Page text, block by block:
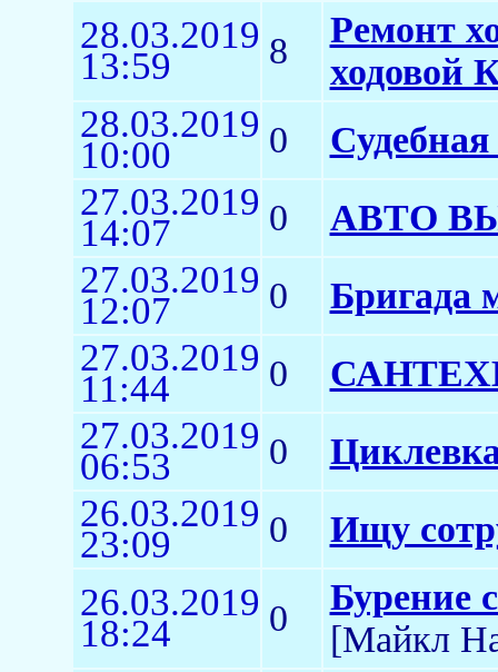
28.03.2019
13:59 8
Ремонт
ходовой
28.03.2019
10:00 0
27.03.2019
14:07 0 АВТО
27.03.2019
12:07 0 Бригада
27.03.2019
11:44 0
27.03.2019
06:53 0
26.03.2019
23:09 0 Ищу
26.03.2019
18:24 0
Бурение
[Майкл